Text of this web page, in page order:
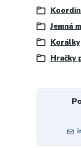
Jemná
Korálky
Hračky